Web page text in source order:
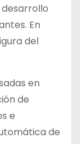
En
del
en
de
e
de